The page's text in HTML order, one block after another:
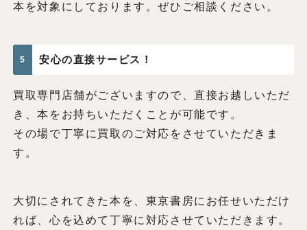
本を対象にしております。ぜひご相談ください。
5 安心の直接サービス！
買取専門店舗がございますので、直接お越しいただ
き、本をお持ちいただくことが可能です。
その場で丁寧に買取のご対応をさせていただきま
す。
大切にされてきた本を、東京書房にお任せいただけ
れば、心を込めて丁寧に対応させていただきます。